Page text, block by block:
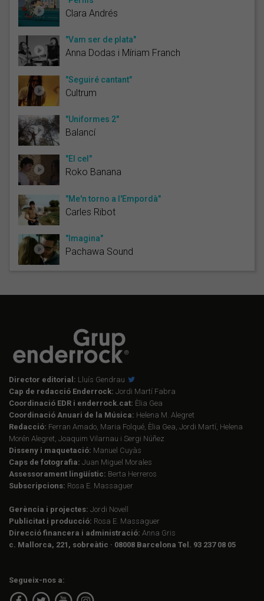
Clara Andrés
"Vam ser de plata"
Anna Dodas i Míriam Franch
"Seguiré cantant"
Cultrum
"Uniformes 2"
Balancí
"El cel"
Roko Banana
"Me'n torno a l'Empordà"
Carles Ribot
"Imagina"
Pachawa Sound
Director editorial: Lluís Gendrau
Cap de redacció Enderrock: Jordi Martí Fabra
Coordinació EDR i enderrock.cat: Èlia Gea
Coordinació Anuari de la Música: Helena M. Alegret
Redacció: Ferran Amado, Maria Folqué, Èlia Gea, Jordi Martí, Helena
Morén Alegret, Joaquim Vilarnau i Sergi Núñez
Disseny i maquetació: Manuel Cuyàs
Caps de fotografia: Juan Miguel Morales
Assessorament lingüístic: Berta Herreros
Subscripcions: Rosa E. Massaguer
Gerència i projectes: Jordi Novell
Publicitat i producció: Rosa E. Massaguer
Direcció financera i administració: Anna Gris
c. Mallorca, 221, sobreàtic · 08008 Barcelona Tel. 93 237 08 05
Segueix-nos a: